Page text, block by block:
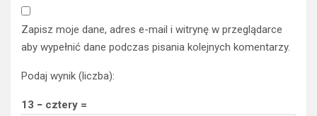
Zapisz moje dane, adres e-mail i witrynę w przeglądarce
aby wypełnić dane podczas pisania kolejnych komentarzy.
Podaj wynik (liczba):
13 − cztery =